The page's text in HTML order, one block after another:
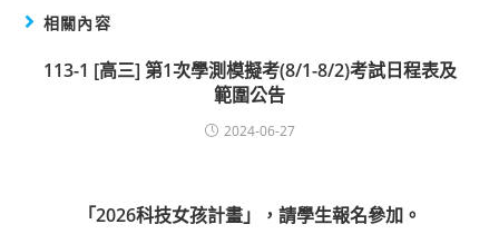
相關內容
113-1 [高三] 第1次學測模擬考(8/1-8/2)考試日程表及
範圍公告
2024-06-27
「2026科技女孩計畫」，請學生報名參加。